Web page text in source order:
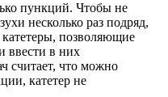
пункций. Чтобы не
несколько раз подряд,
позволяющие
ввести в них
считает, что можно
катетер не